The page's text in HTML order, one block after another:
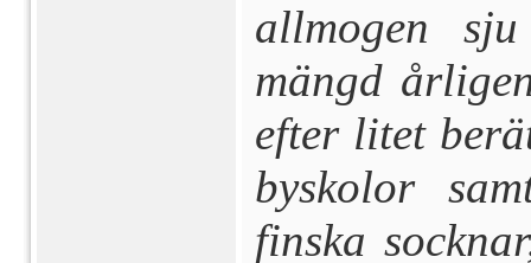
allmogen
mängd
efter litet
byskolor
finska